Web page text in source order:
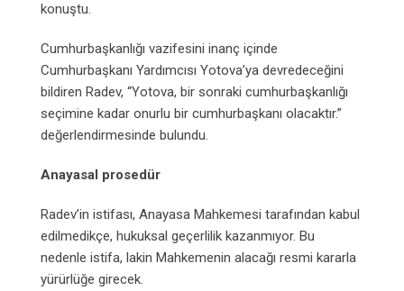
konuştu.
Cumhurbaşkanlığı vazifesini inanç içinde
Cumhurbaşkanı Yardımcısı Yotova’ya devredeceğini
bildiren Radev, “Yotova, bir sonraki cumhurbaşkanlığı
seçimine kadar onurlu bir cumhurbaşkanı olacaktır.”
değerlendirmesinde bulundu.
Anayasal prosedür
Radev’in istifası, Anayasa Mahkemesi tarafından kabul
edilmedikçe, hukuksal geçerlilik kazanmıyor. Bu
nedenle istifa, lakin Mahkemenin alacağı resmi kararla
yürürlüğe girecek.